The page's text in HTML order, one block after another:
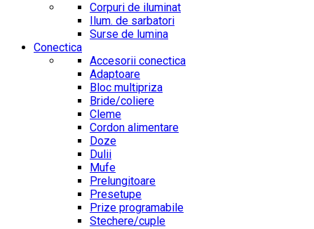
Corpuri de iluminat
Ilum. de sarbatori
Surse de lumina
Conectica
Accesorii conectica
Adaptoare
Bloc multipriza
Bride/coliere
Cleme
Cordon alimentare
Doze
Dulii
Mufe
Prelungitoare
Presetupe
Prize programabile
Stechere/cuple